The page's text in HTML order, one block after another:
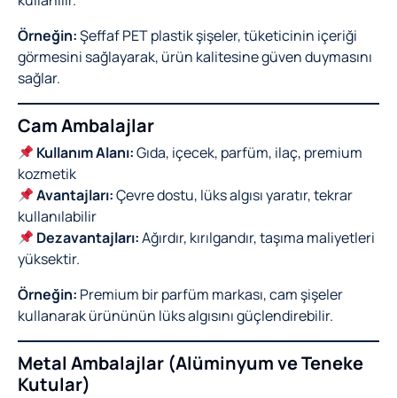
Örneğin:Şeffaf PET plastik şişeler, tüketicinin içeriği
görmesini sağlayarak, ürün kalitesine güven duymasını
sağlar.
Cam Ambalajlar
Kullanım Alanı:Gıda, içecek, parfüm, ilaç, premium
kozmetik
Avantajları:Çevre dostu, lüks algısı yaratır, tekrar
kullanılabilir
Dezavantajları:Ağırdır, kırılgandır, taşıma maliyetleri
yüksektir.
Örneğin: Premium bir parfüm markası, cam şişeler
kullanarak ürününün lüks algısını güçlendirebilir.
Metal Ambalajlar (Alüminyum ve Teneke
Kutular)